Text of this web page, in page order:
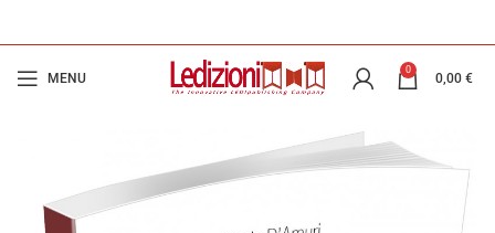
MENU
0
0,00 €